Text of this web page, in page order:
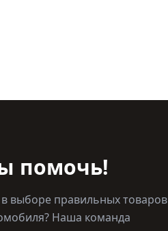
помочь!
выборе правильных товаров
Наша команда